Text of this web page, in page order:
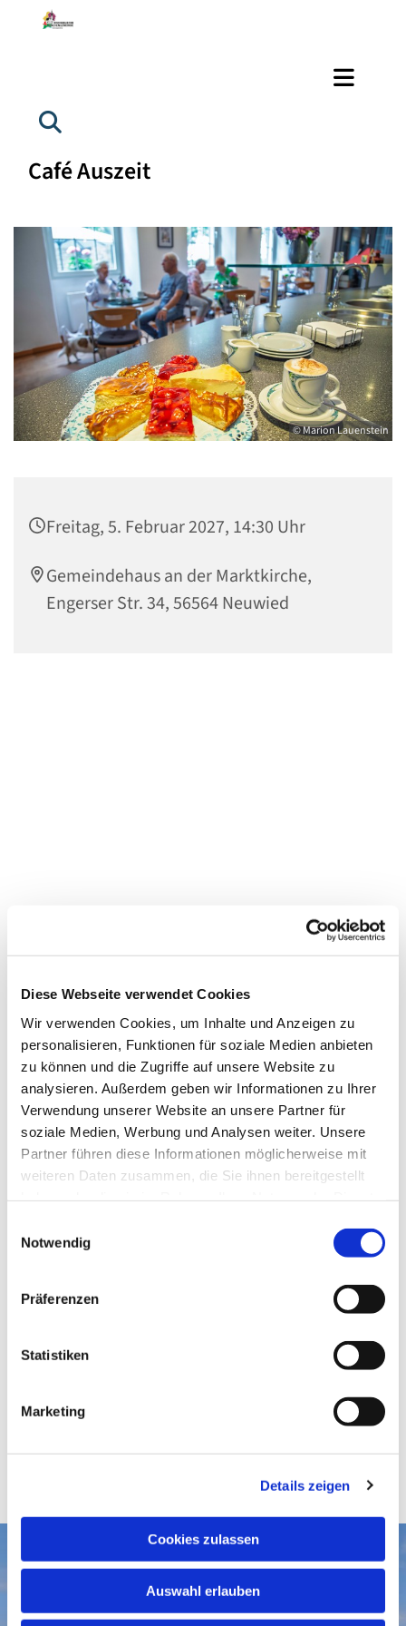
Diese Webseite verwendet Cookies
Wir verwenden Cookies, um Inhalte und Anzeigen zu
personalisieren, Funktionen für soziale Medien anbieten
zu können und die Zugriffe auf unsere Website zu
analysieren. Außerdem geben wir Informationen zu Ihrer
Verwendung unserer Website an unsere Partner für
soziale Medien, Werbung und Analysen weiter. Unsere
Partner führen diese Informationen möglicherweise mit
weiteren Daten zusammen, die Sie ihnen bereitgestellt
Notwendig
Präferenzen
Statistiken
Marketing
Details zeigen
Cookies zulassen
Auswahl erlauben
Café Auszeit
© Marion Lauenstein
Freitag, 5. Februar 2027, 14:30 Uhr
Gemeindehaus an der Marktkirche,
Engerser Str. 34, 56564 Neuwied
Dies könnte Sie auch interessieren
Aktuelles
Gottesdienste
Gemeindegruß-Archiv